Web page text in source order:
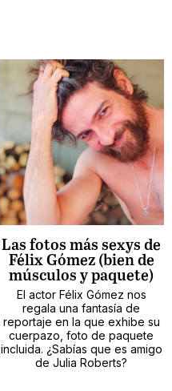
Las fotos más sexys de
Félix Gómez (bien de
músculos y paquete)
El actor Félix Gómez nos
regala una fantasía de
reportaje en la que exhibe su
cuerpazo, foto de paquete
incluida. ¿Sabías que es amigo
de Julia Roberts?